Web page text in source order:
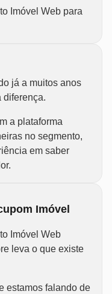
Imóvel Web para
já a muitos anos
diferença.
a plataforma
no segmento,
em saber
Imóvel
Imóvel Web
leva o que existe
estamos falando de